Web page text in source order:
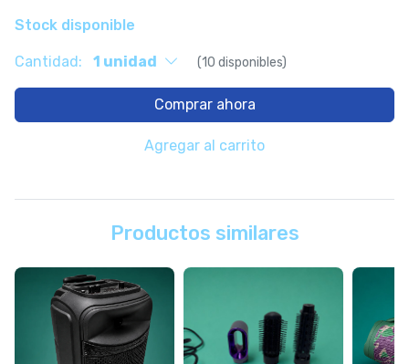
Stock disponible
Cantidad: 1 unidad (10 disponibles)
Comprar ahora
Agregar al carrito
Productos similares